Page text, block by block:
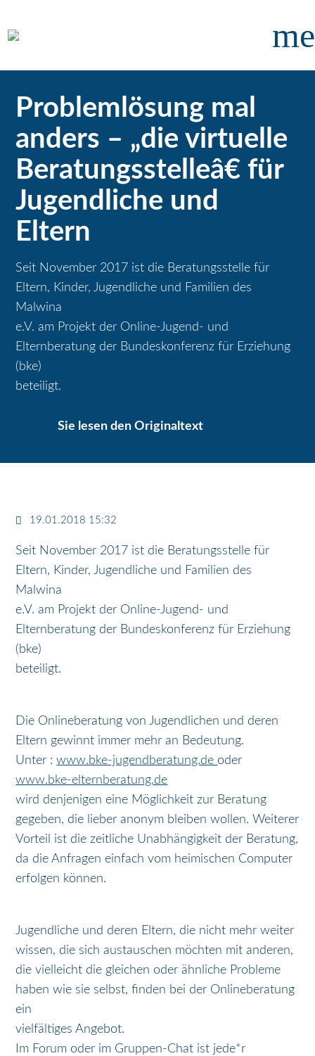
Problemlösung mal
anders – „die virtuelle
Beratungsstelleâ€ für
Jugendliche und
Eltern
Seit November 2017 ist die Beratungsstelle für
Eltern, Kinder, Jugendliche und Familien des
Malwina
e.V. am Projekt der Online-Jugend- und
Elternberatung der Bundeskonferenz für Erziehung
(bke)
beteiligt.
Sie lesen den Originaltext
19.01.2018 15:32
Seit November 2017 ist die Beratungsstelle für
Eltern, Kinder, Jugendliche und Familien des
Malwina
e.V. am Projekt der Online-Jugend- und
Elternberatung der Bundeskonferenz für Erziehung
(bke)
beteiligt.
Die Onlineberatung von Jugendlichen und deren
Eltern gewinnt immer mehr an Bedeutung.
Unter :www.bke-jugendberatung.de oder
www.bke-elternberatung.de
wird denjenigen eine Möglichkeit zur Beratung
gegeben, die lieber anonym bleiben wollen. Weiterer
Vorteil ist die zeitliche Unabhängigkeit der Beratung,
da die Anfragen einfach vom heimischen Computer
erfolgen können.
Jugendliche und deren Eltern, die nicht mehr weiter
wissen, die sich austauschen möchten mit anderen,
die vielleicht die gleichen oder ähnliche Probleme
haben wie sie selbst, finden bei der Onlineberatung
ein
vielfältiges Angebot.
Im Forum oder im Gruppen-Chat ist jede*r